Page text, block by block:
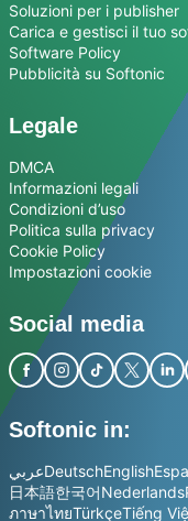
Soluzioni per i publisher
Carica e gestisci il tuo
Software Policy
Pubblicità su Softonic
Legale
DMCA
Informazioni legali
Condizioni d’uso
Politica sulla privacy
Cookie Policy
Impostazioni cookie
Social media
Softonic in:
عربيDeutschEnglish
日本語한국어Nederlands
ภาษาไทยTürkçeTiếng